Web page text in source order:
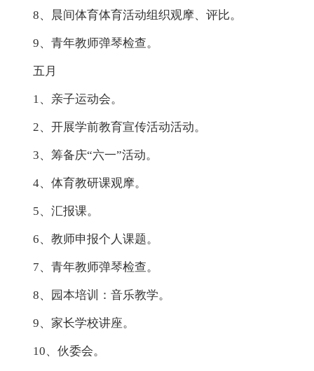
8、晨间体育体育活动组织观摩、评比。
9、青年教师弹琴检查。
五月
1、亲子运动会。
2、开展学前教育宣传活动活动。
3、筹备庆“六一”活动。
4、体育教研课观摩。
5、汇报课。
6、教师申报个人课题。
7、青年教师弹琴检查。
8、园本培训：音乐教学。
9、家长学校讲座。
10、伙委会。